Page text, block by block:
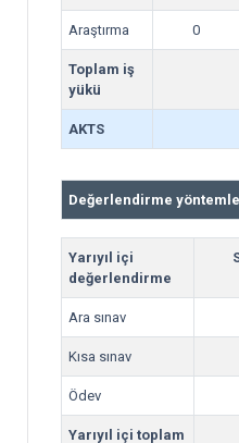
Araştırma 0
Toplam iş
yükü
AKTS
Değerlendirme
Yarıyıl içi
değerlendirme
Ara sınav
Kısa sınav
Ödev
Yarıyıl içi toplam